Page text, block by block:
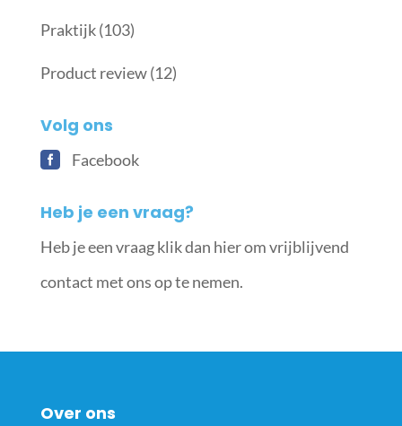
Praktijk(103)
Product review(12)
Volg ons
Facebook
Heb je een vraag?
Heb je een vraag klik dan hier om vrijblijvend
contact met ons op te nemen.
Over ons